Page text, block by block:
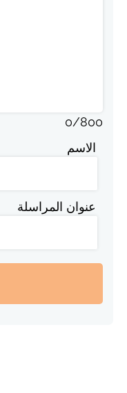
0/800
الاسم
عنوان المراسلة